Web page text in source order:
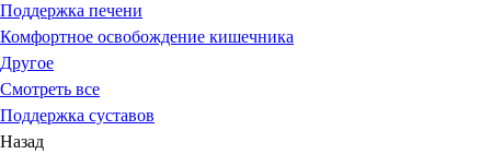
Поддержка печени
Комфортное освобождение кишечника
Другое
Смотреть все
Поддержка суставов
Назад